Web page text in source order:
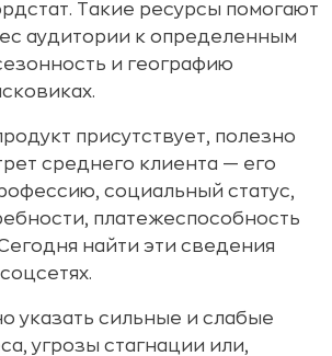
Такие ресурсы помогают
аудитории к определенным
и географию
присутствует, полезно
среднего клиента — его
социальный статус,
платежеспособность
найти эти сведения
указать сильные и слабые
угрозы стагнации или,